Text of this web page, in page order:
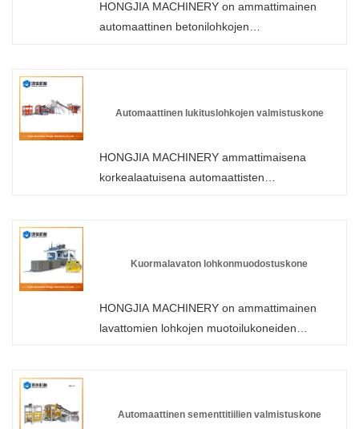
HONGJIA MACHINERY on ammattimainen
automaattinen betonilohkojen
tarjoamme sinulle parhaan myynnin jälkeisen
Automaattinen lukituslohkojen valmistuskone
HONGJIA MACHINERY ammattimaisena
korkealaatuisena automaattisten
tarjoamme sinulle parhaan myynnin jälkeisen
Kuormalavaton lohkonmuodostuskone
HONGJIA MACHINERY on ammattimainen
lavattomien lohkojen muotoilukoneiden
sinulle parhaan myynnin jälkeisen palvelun ja
Automaattinen sementtitiilien valmistuskone